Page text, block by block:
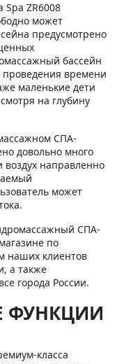
ZR6008
может
предусмотрено
бассейн
времени
маленькие дети
на глубину
СПА-
довольно много
воздух направленно
может
СПА-
по
наших клиентов
а также
города России.
ФУНКЦИИ
класса